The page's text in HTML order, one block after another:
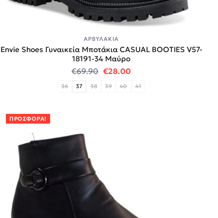
ΑΡΒΥΛΆΚΙΑ
Envie Shoes Γυναικεία Μποτάκια CASUAL BOOTIES V57-
18191-34 Μαύρο
€69.90 Original price was: €69.90.
€28.00Η τρέχουσα τιμή
36 37 38 39 40 41
ΠΡΟΣΦΟΡΆ!